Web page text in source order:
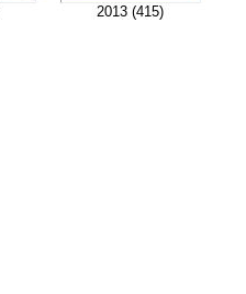
2013 (415)